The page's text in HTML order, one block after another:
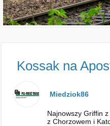
Kossak na
Miedziok86
Najnowszy Griffin
z Chorzowem i